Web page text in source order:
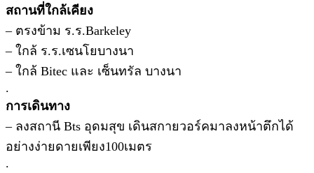
สถานที่ใกล้เคียง
– ตรงข้าม ร.ร.Barkeley
– ใกล้ ร.ร.เซนโยบางนา
– ใกล้ Bitec และ เซ็นทรัล บางนา
.
การเดินทาง
– ลงสถานี Bts อุดมสุข เดินสกายวอร์คมาลงหน้าตึกได้
อย่างง่ายดายเพียง100เมตร
.